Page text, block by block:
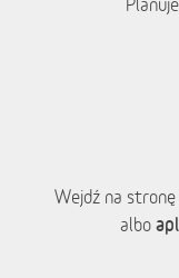
Wejdź na
albo